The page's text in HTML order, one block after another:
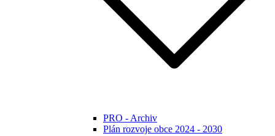
PRO - Archiv
Plán rozvoje obce 2024 - 2030